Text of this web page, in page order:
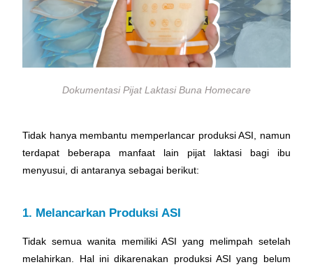
Dokumentasi Pijat Laktasi Buna Homecare
Tidak hanya membantu memperlancar produksi ASI, namun
terdapat beberapa manfaat lain pijat laktasi bagi ibu
menyusui, di antaranya sebagai berikut:
1. Melancarkan Produksi ASI
Tidak semua wanita memiliki ASI yang melimpah setelah
melahirkan. Hal ini dikarenakan produksi ASI yang belum